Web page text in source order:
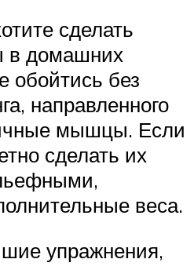
сделать
в домашних
обойтись без
направленного
мышцы. Если
сделать их
веса.
упражнения,